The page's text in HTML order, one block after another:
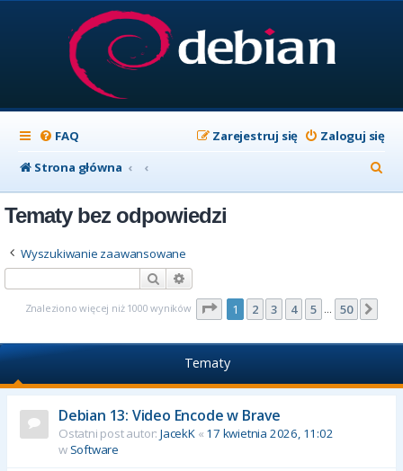
FAQ Zaloguj się
Zarejestruj się
Strona główna
z
Tematy bez odpowiedzi
Wyszukiwanie zaawansowane
Szukaj
Znaleziono więcej niż 1000 wyników Strona z50
1 2 3 4 5 … 50
Tematy
Debian 13: Video Encode w Brave
Ostatni post autor: JacekK« 17 kwietnia 2026, 11:02
w Software